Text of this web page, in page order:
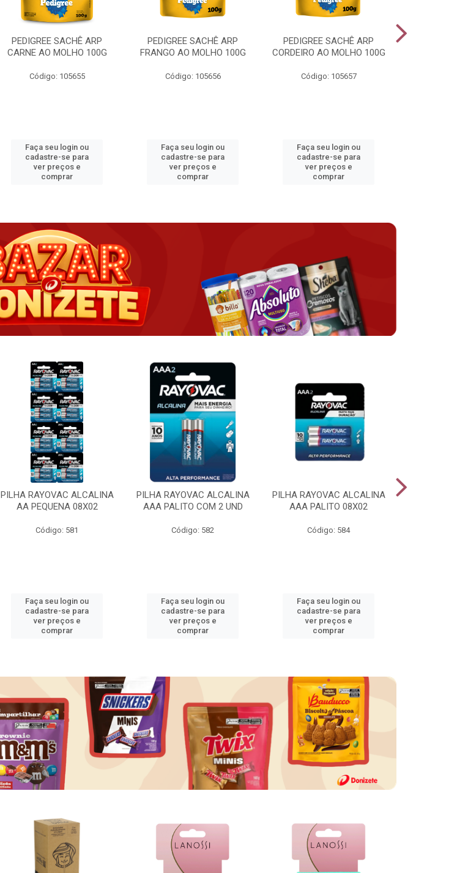
PEDIGREE SACHÊ ARP
CARNE AO MOLHO 100G
Código: 105655
Faça seu login ou
cadastre-se para
ver preços e
comprar
PEDIGREE SACHÊ ARP
FRANGO AO MOLHO 100G
Código: 105656
Faça seu login ou
cadastre-se para
ver preços e
comprar
PEDIGREE SACHÊ ARP
CORDEIRO AO MOLHO 100G
Código: 105657
Faça seu login ou
cadastre-se para
ver preços e
comprar
PILHA RAYOVAC ALCALINA
AA PEQUENA 08X02
Código: 581
Faça seu login ou
cadastre-se para
ver preços e
comprar
PILHA RAYOVAC ALCALINA
AAA PALITO COM 2 UND
Código: 582
Faça seu login ou
cadastre-se para
ver preços e
comprar
PILHA RAYOVAC ALCALINA
AAA PALITO 08X02
Código: 584
Faça seu login ou
cadastre-se para
ver preços e
comprar